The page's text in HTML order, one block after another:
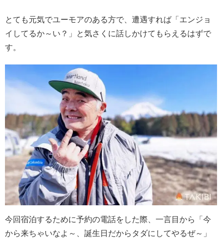
とても元気でユーモアのある方で、遭遇すれば「エンジョ
イしてるか～い？」と気さくに話しかけてもらえるはずで
す。
今回宿泊するために予約の電話をした際、一言目から「今
から来ちゃいなよ～、誕生日だからタダにしてやるぜ～」